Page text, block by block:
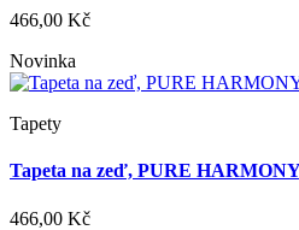
466,00 Kč
Novinka
Tapety
Tapeta na zeď, PURE
466,00 Kč